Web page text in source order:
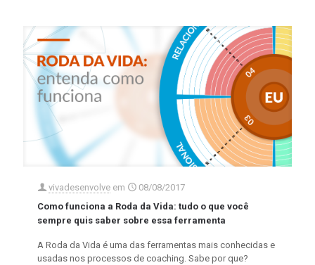
vivadesenvolve em
08/08/2017
Como funciona a Roda da Vida: tudo o que você
sempre quis saber sobre essa ferramenta
A Roda da Vida é uma das ferramentas mais conhecidas e
usadas nos processos de coaching. Sabe por que?